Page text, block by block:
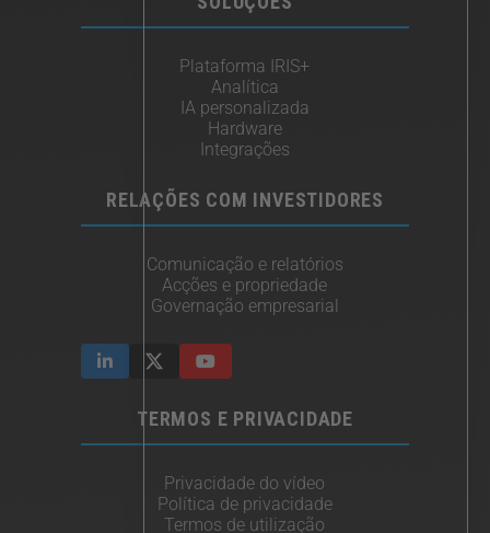
Plataforma IRIS+
Analítica
IA personalizada
Hardware
Integrações
RELAÇÕES COM INVESTIDORES
Comunicação e relatórios
Acções e propriedade
Governação empresarial
TERMOS E PRIVACIDADE
Privacidade do vídeo
Política de privacidade
Termos de utilização